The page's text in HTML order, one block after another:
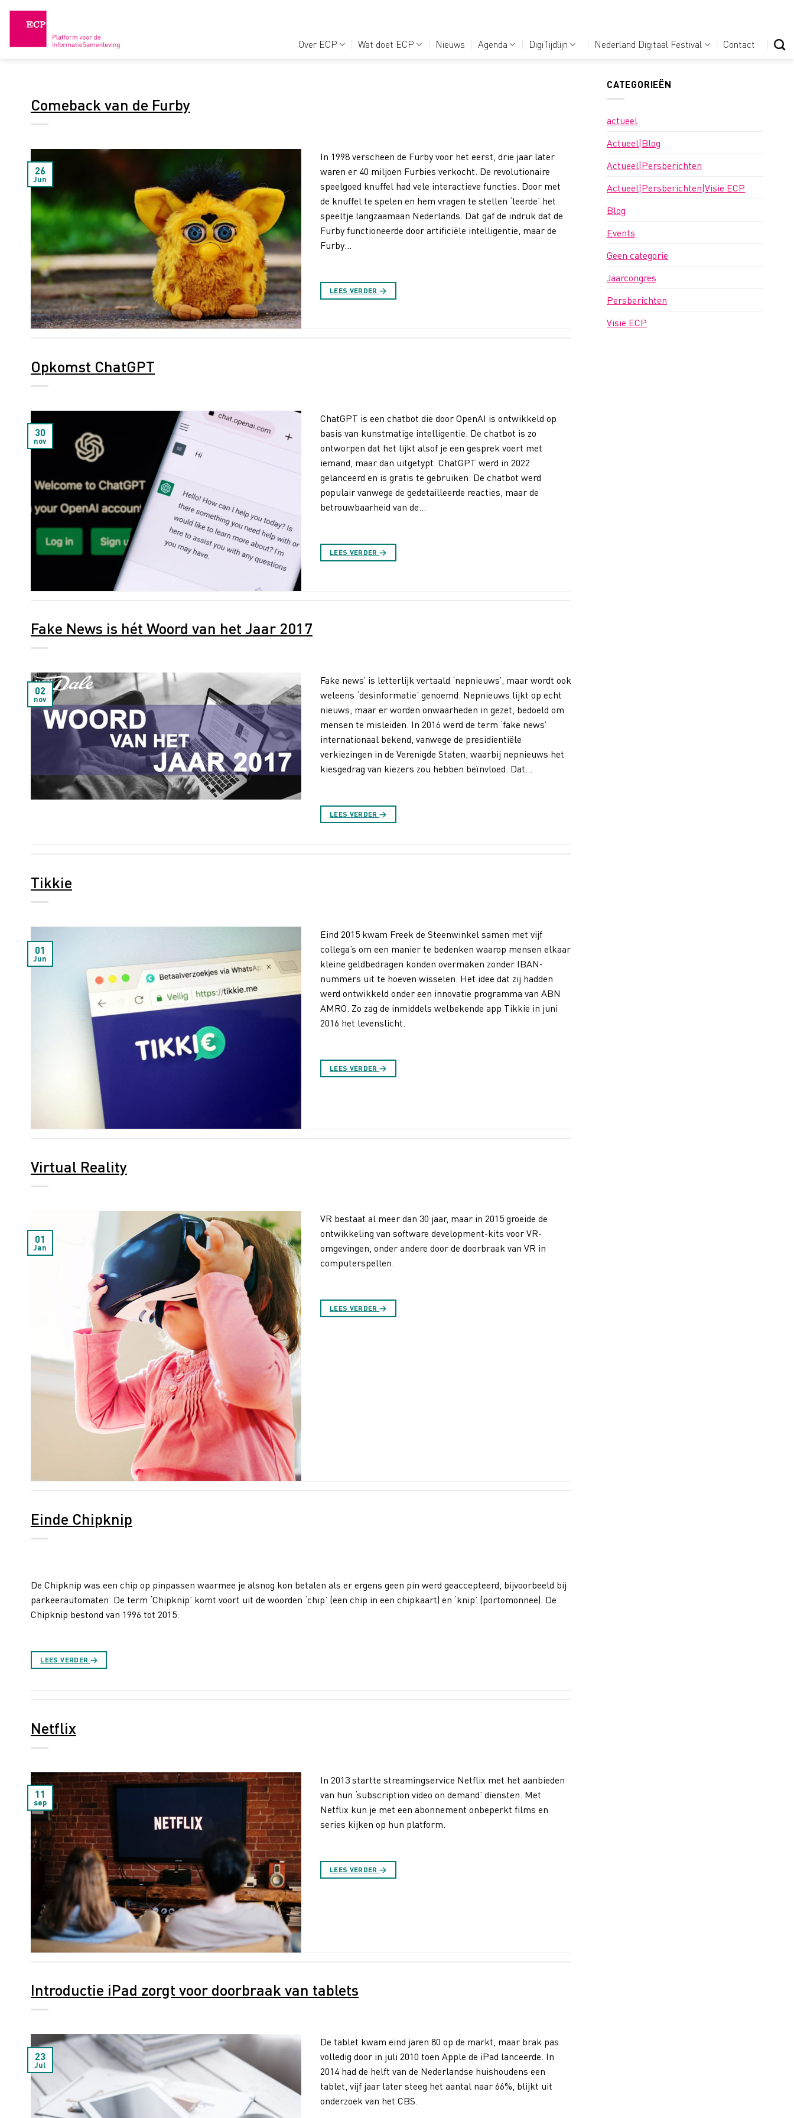
Over ECP Wat doet ECP Nieuws Agenda DigiTijdlijn Nederland Digitaal Festival Contact
Comeback van de Furby
26
Jun
In 1998 verscheen de Furby voor het eerst, drie jaar later
waren er 40 miljoen Furbies verkocht. De revolutionaire
speelgoed knuffel had vele interactieve functies. Door met
de knuffel te spelen en hem vragen te stellen ‘leerde’ het
speeltje langzaamaan Nederlands. Dat gaf de indruk dat de
Furby functioneerde door artificiële intelligentie, maar de
Furby…
LEES VERDER→
Opkomst ChatGPT
30
nov
ChatGPT is een chatbot die door OpenAI is ontwikkeld op
basis van kunstmatige intelligentie. De chatbot is zo
ontworpen dat het lijkt alsof je een gesprek voert met
iemand, maar dan uitgetypt. ChatGPT werd in 2022
gelanceerd en is gratis te gebruiken. De chatbot werd
populair vanwege de gedetailleerde reacties, maar de
betrouwbaarheid van de…
LEES VERDER→
Fake News is hét Woord van het Jaar 2017
02
nov
Fake news’ is letterlijk vertaald ‘nepnieuws’, maar wordt ook
weleens ‘desinformatie’ genoemd. Nepnieuws lijkt op echt
nieuws, maar er worden onwaarheden in gezet, bedoeld om
mensen te misleiden. In 2016 werd de term ‘fake news’
internationaal bekend, vanwege de presidientiële
verkiezingen in de Verenigde Staten, waarbij nepnieuws het
kiesgedrag van kiezers zou hebben beïnvloed. Dat…
LEES VERDER→
Tikkie
01
Jun
Eind 2015 kwam Freek de Steenwinkel samen met vijf
collega’s om een manier te bedenken waarop mensen elkaar
kleine geldbedragen konden overmaken zonder IBAN-
nummers uit te hoeven wisselen. Het idee dat zij hadden
werd ontwikkeld onder een innovatie programma van ABN
AMRO. Zo zag de inmiddels welbekende app Tikkie in juni
2016 het levenslicht.
LEES VERDER→
Virtual Reality
01
Jan
VR bestaat al meer dan 30 jaar, maar in 2015 groeide de
ontwikkeling van software development-kits voor VR-
omgevingen, onder andere door de doorbraak van VR in
computerspellen.
LEES VERDER→
Einde Chipknip
De Chipknip was een chip op pinpassen waarmee je alsnog kon betalen als er ergens geen pin werd geaccepteerd, bijvoorbeeld bij
parkeerautomaten. De term ‘Chipknip’ komt voort uit de woorden ‘chip’ (een chip in een chipkaart) en ‘knip’ (portomonnee). De
Chipknip bestond van 1996 tot 2015.
LEES VERDER →
Netflix
11
sep
In 2013 startte streamingservice Netflix met het aanbieden
van hun ‘subscription video on demand’ diensten. Met
Netflix kun je met een abonnement onbeperkt films en
series kijken op hun platform.
LEES VERDER→
Introductie iPad zorgt voor doorbraak van tablets
23
Jul
De tablet kwam eind jaren 80 op de markt, maar brak pas
volledig door in juli 2010 toen Apple de iPad lanceerde. In
2014 had de helft van de Nederlandse huishoudens een
tablet, vijf jaar later steeg het aantal naar 66%, blijkt uit
onderzoek van het CBS.
CATEGORIEËN
actueel
Actueel|Blog
Actueel|Persberichten
Actueel|Persberichten|Visie ECP
Blog
Events
Geen categorie
Jaarcongres
Persberichten
Visie ECP